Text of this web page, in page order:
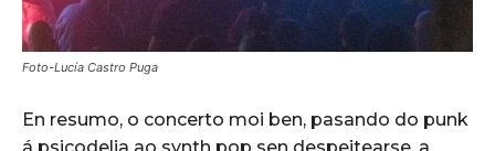
Foto-Lucía Castro Puga
En resumo, o concerto moi ben, pasando do punk